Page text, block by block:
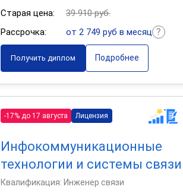
Старая цена:
39 910 руб.
Рассрочка:
от 2 749 руб в месяц
Получить диплом Подробнее
-17% до 17 августа Лицензия
Инфокоммуникационные
технологии и системы связи
Квалификация: Инженер связи